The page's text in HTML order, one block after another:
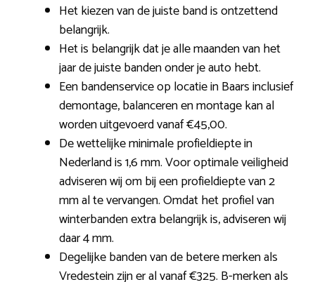
Het kiezen van de juiste band is ontzettend
belangrijk.
Het is belangrijk dat je alle maanden van het
jaar de juiste banden onder je auto hebt.
Een bandenservice op locatie in Baars inclusief
demontage, balanceren en montage kan al
worden uitgevoerd vanaf €45,00.
De wettelijke minimale profieldiepte in
Nederland is 1,6 mm. Voor optimale veiligheid
adviseren wij om bij een profieldiepte van 2
mm al te vervangen. Omdat het profiel van
winterbanden extra belangrijk is, adviseren wij
daar 4 mm.
Degelijke banden van de betere merken als
Vredestein zijn er al vanaf €325. B-merken als